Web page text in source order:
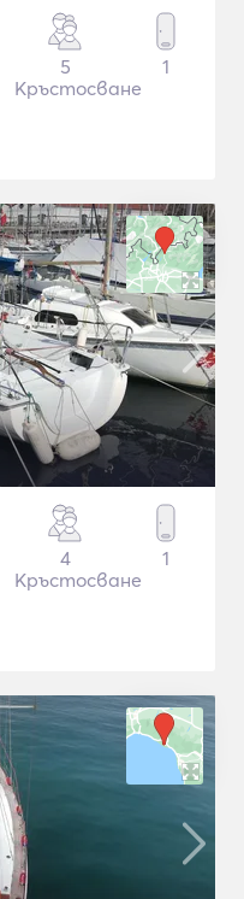
5
Кръстосване
1
4
Кръстосване
1